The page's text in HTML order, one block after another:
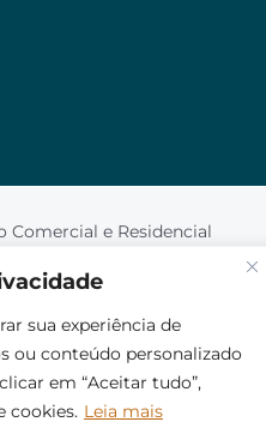
Comercial e Residencial